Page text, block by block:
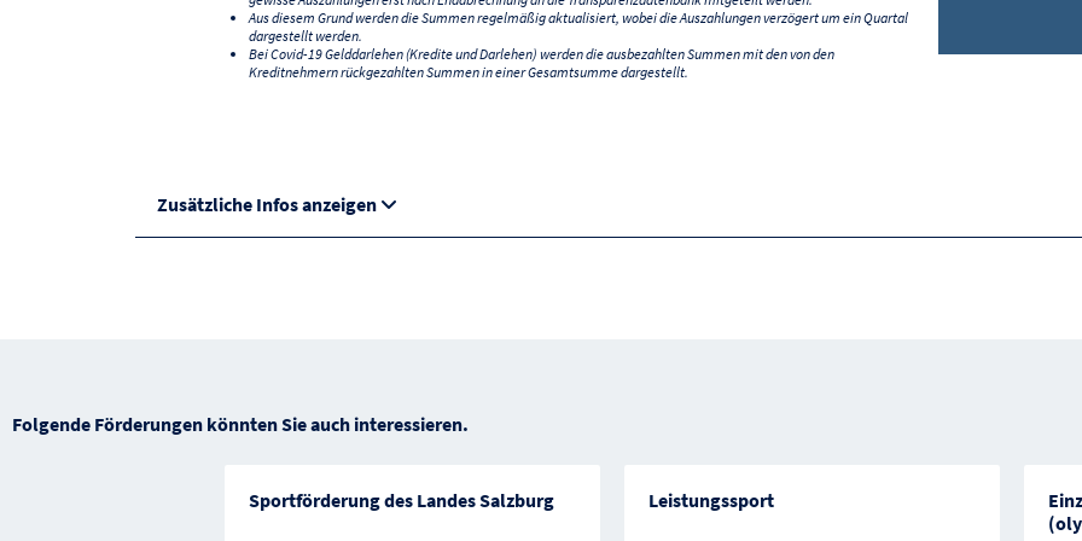
Aus diesem Grund werden die Summen regelmäßig aktualisiert, wobei die Auszahlungen verzögert um ein Quartal
dargestellt werden.
Bei Covid-19 Gelddarlehen (Kredite und Darlehen) werden die ausbezahlten Summen mit den von den
Kreditnehmern rückgezahlten Summen in einer Gesamtsumme dargestellt.
Zusätzliche Infos anzeigen
Folgende Förderungen könnten Sie auch interessieren.
Sportförderung des Landes Salzburg Leistungssport